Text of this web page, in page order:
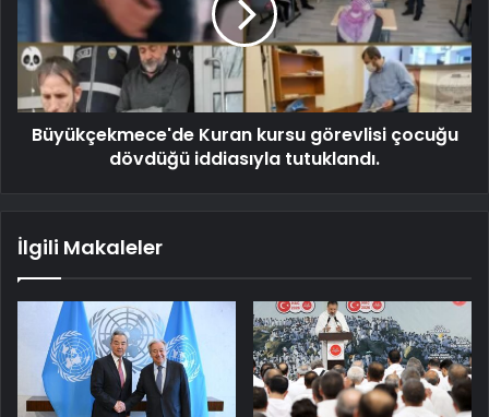
Büyükçekmece'de Kuran kursu görevlisi çocuğu
dövdüğü iddiasıyla tutuklandı.
İlgili Makaleler